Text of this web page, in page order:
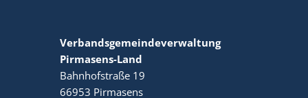
Verbandsgemeindeverwaltung
Pirmasens-Land
Bahnhofstraße 19
66953 Pirmasens